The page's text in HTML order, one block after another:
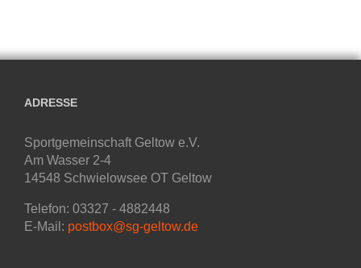
ADRESSE
Sportgemeinschaft Geltow e.V.
Am Wasser 2-4
14548 Schwielowsee OT Geltow
Telefon: 03327 - 4882448
E-Mail: postbox@sg-geltow.de